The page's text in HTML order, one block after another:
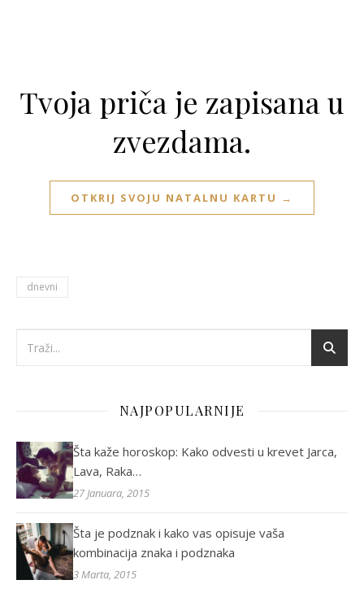
Tvoja priča je zapisana u
zvezdama.
OTKRIJ SVOJU NATALNU KARTU →
dnevni
NAJPOPULARNIJE
Šta kaže horoskop: Kako odvesti u krevet Jarca,
Lava, Raka…
27 Januara, 2015
Šta je podznak i kako vas opisuje vaša
kombinacija znaka i podznaka
3 Marta, 2015